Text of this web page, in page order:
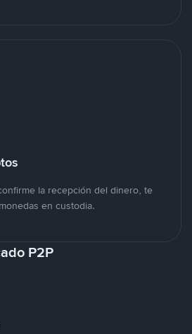
la recepción del dinero, te
en custodia.
P2P